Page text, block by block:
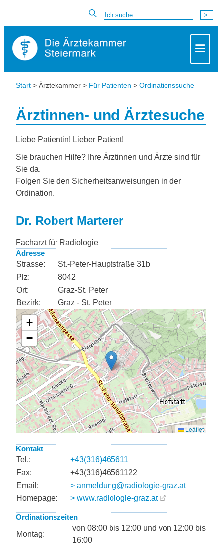
Start > Ärztekammer > Für Patienten > Ordinationssuche
Ärztinnen- und Ärztesuche
Liebe Patientin! Lieber Patient!
Sie brauchen Hilfe? Ihre Ärztinnen und Ärzte sind für
Sie da.
Folgen Sie den Sicherheitsanweisungen in der
Ordination.
Dr. Robert Marterer
Facharzt für Radiologie
Adresse
Strasse:
St.-Peter-Hauptstraße 31b
Plz:
8042
Ort:
Graz-St. Peter
Bezirk:
Graz - St. Peter
Kontakt
Tel.:
+43(316)465611
Fax:
+43(316)46561122
Email:
> anmeldung@radiologie-graz.at
Homepage:
> www.radiologie-graz.at
Ordinationszeiten
Montag:
von 08:00 bis 12:00 und von 12:00 bis
16:00